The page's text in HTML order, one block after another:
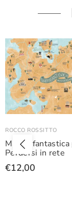
ROCCO ROSSITTO
Mappa fantastica
Perdersi in rete
€12,00